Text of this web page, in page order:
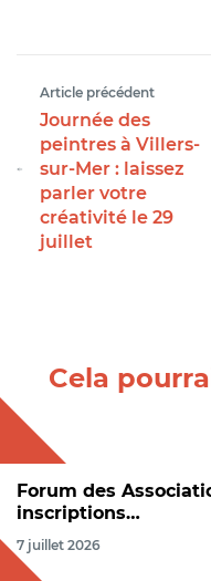
Article précédent
Journée des
peintres à Villers-
sur-Mer : laissez
parler votre
créativité le 29
juillet
Cela
Forum des
inscriptions…
7 juillet 2026